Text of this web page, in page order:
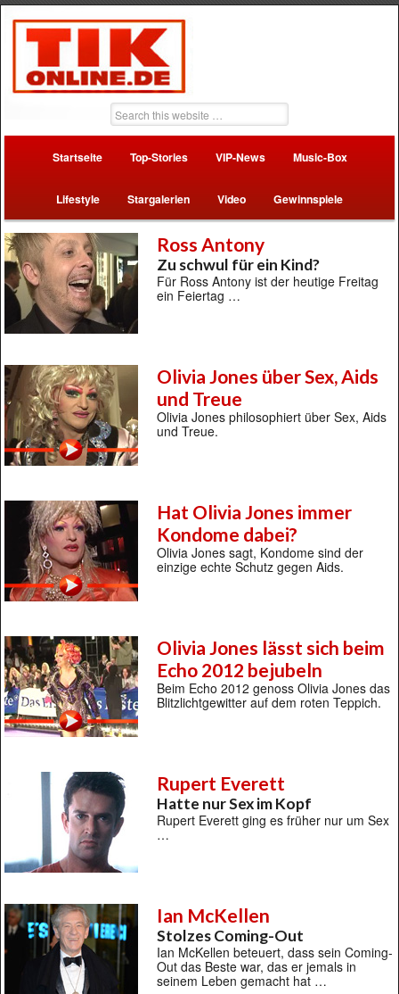
Startseite Top-Stories VIP-News Music-Box
Lifestyle Stargalerien Video Gewinnspiele
Ross Antony
Zu schwul für ein Kind?
Für Ross Antony ist der heutige Freitag
ein Feiertag …
Olivia Jones über Sex, Aids
und Treue
Olivia Jones philosophiert über Sex, Aids
und Treue.
Hat Olivia Jones immer
Kondome dabei?
Olivia Jones sagt, Kondome sind der
einzige echte Schutz gegen Aids.
Olivia Jones lässt sich beim
Echo 2012 bejubeln
Beim Echo 2012 genoss Olivia Jones das
Blitzlichtgewitter auf dem roten Teppich.
Rupert Everett
Hatte nur Sex im Kopf
Rupert Everett ging es früher nur um Sex
…
Ian McKellen
Stolzes Coming-Out
Ian McKellen beteuert, dass sein Coming-
Out das Beste war, das er jemals in
seinem Leben gemacht hat …